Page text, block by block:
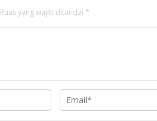
Ruas yang wajib ditandai *